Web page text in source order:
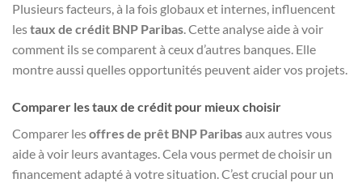
Plusieurs facteurs, à la fois globaux et internes, influencent
lestaux de crédit BNP Paribas. Cette analyse aide à voir
comment ils se comparent à ceux d’autres banques. Elle
montre aussi quelles opportunités peuvent aider vos projets.
Comparer les taux de crédit pour mieux choisir
Comparer lesoffres de prêt BNP Paribasaux autres vous
aide à voir leurs avantages. Cela vous permet de choisir un
financement adapté à votre situation. C’est crucial pour un